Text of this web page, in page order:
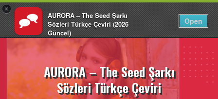
×
AURORA – The Seed Şarkı
Sözleri Türkçe Çeviri (2026
Güncel)
EnglishCentral
Open
Giriş Yap TR
İçeriğe
atla
AURORA – The Seed Şarkı
Sözleri Türkçe Çeviri